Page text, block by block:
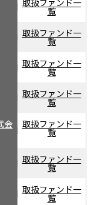
取扱ファンド一
覧
取扱ファンド一
覧
取扱ファンド一
覧
取扱ファンド一
覧
会
取扱ファンド一
覧
取扱ファンド一
覧
取扱ファンド一
覧